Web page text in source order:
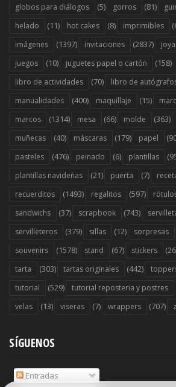
globos para diálogos (5) gorros (81)
helado (11) hot cakes (8) imprimibles
imágenes (1397) invitaciones (2837)
juegos (10) juguetes papel o cartón (158)
libro de actividades (70) libro de
manualidades (400) maquillaje (15)
marcos (1314) mesa (66) molde (363)
muñecas (40) máscaras (179) papel
pasteles (476) peinado (6) plantillas
plantillas navideñas (21) puerta (7)
recuerditos (1493) regalitos (597)
sandwichs (37) scrapbook (743)
servilleteros (379) sillas (12) sorpresas
souvenirs (1578) stand (67) stickers
tarta (303) tartas originales (442)
tutorial (529) tutorial reposteria y postres
velas (13) viseras (7) wrappers (707)
SÍGUENOS
Entradas